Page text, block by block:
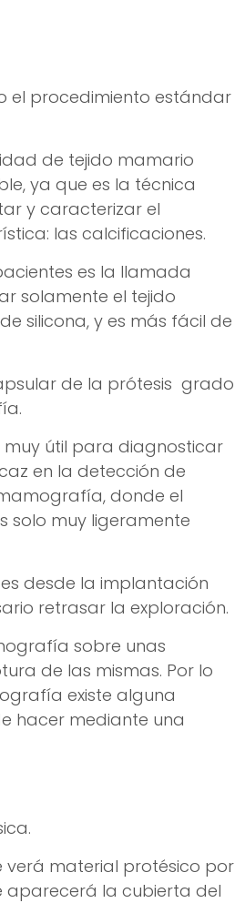
el procedimiento estándar
de tejido mamario
ya que es la técnica
y caracterizar el
las calcificaciones.
es la llamada
solamente el tejido
silicona, y es más fácil de
de la prótesis grado
útil para diagnosticar
en la detección de
donde el
solo muy ligeramente
desde la implantación
retrasar la exploración.
sobre unas
de las mismas. Por lo
existe alguna
hacer mediante una
verá material protésico por
aparecerá la cubierta del